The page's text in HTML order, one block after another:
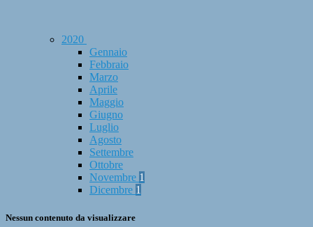
2020
Gennaio
Febbraio
Marzo
Aprile
Maggio
Giugno
Luglio
Agosto
Settembre
Ottobre
Novembre 1
Dicembre 1
Nessun contenuto da visualizzare